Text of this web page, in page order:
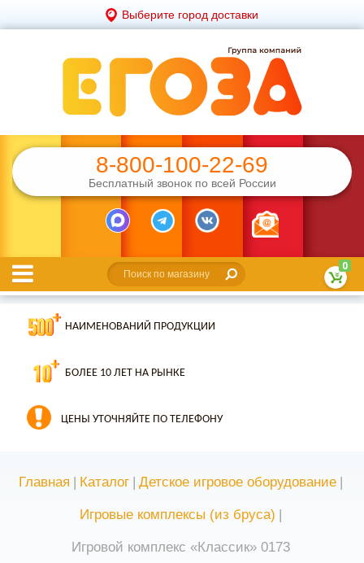
Выберите город доставки
8-800-100-22-69
Бесплатный звонок по всей России
0
НАИМЕНОВАНИЙ ПРОДУКЦИИ
БОЛЕЕ 10 ЛЕТ НА РЫНКЕ
ЦЕНЫ УТОЧНЯЙТЕ ПО ТЕЛЕФОНУ
Главная | Каталог | Детское игровое оборудование |
Игровые комплексы (из бруса) |
Игровой комплекс «Классик» 0173